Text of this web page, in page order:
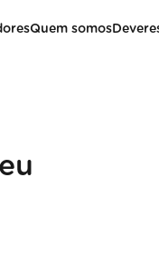
Quem somos